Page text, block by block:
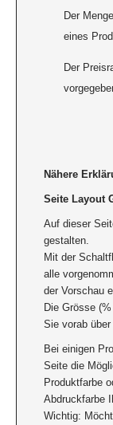
Der
eines
Der
Nähere
Seite Layout
Auf dieser
gestalten.
Mit der
alle
der Vorschau
Die Grösse
Sie vorab
Bei einigen
Seite die
Produktfarbe
Abdruckfarbe
Wichtig: